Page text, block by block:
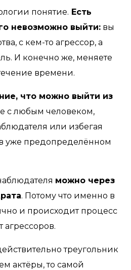
понятие. Есть
невозможно выйти: вы
с кем-то агрессор, а
И конечно же, меняете
времени.
что можно выйти из
с любым человеком,
или избегая
уже предопределённом
можно через
. Потому что именно в
и происходит процесс
агрессоров.
треугольник
актёры, то самой